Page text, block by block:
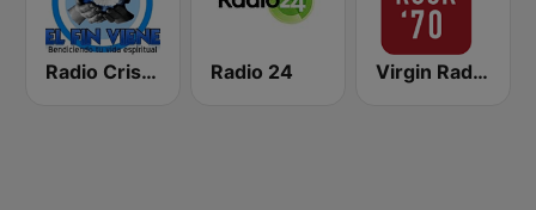
Radio Cristiana El Fin Viene Radio 24 Virgin Radio Rock 70